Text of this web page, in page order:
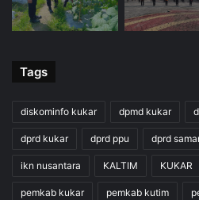
Tags
diskominfo kukar dpmd kukar
dprd kukar dprd ppu dprd
ikn nusantara KALTIM KUKAR
pemkab kukar pemkab kutim